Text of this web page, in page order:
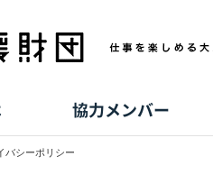
バシーポリシー